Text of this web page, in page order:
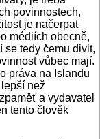
povinnostech,
je načerpat
médiích obecně,
se tedy čemu divit,
vůbec mají.
práva na Islandu
než
a vydavatel
tento člověk